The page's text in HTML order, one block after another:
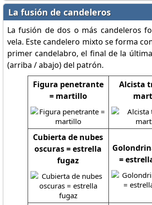
La fusión de candeleros
La fusión de dos o más candeleros
vela. Este candelero mixto se forma
primer candelabro, el final de la
(arriba / abajo) del patrón.
Figura penetrante
= martillo
Alcista
Cubierta de nubes
oscuras = estrella
fugaz
=